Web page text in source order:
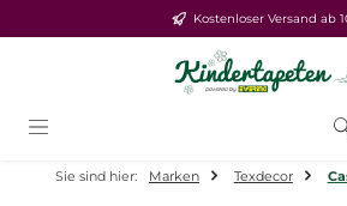
Zum Hauptinhalt springenKostenloser Versand ab
Sie sind hier: Marken Texdecor